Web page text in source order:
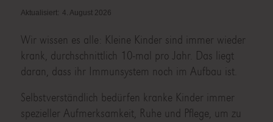
Aktualisiert: 4. August 2026
Wir wissen es alle: Kleine Kinder sind immer wieder
krank, durchschnittlich 10-mal pro Jahr. Das liegt
daran, dass ihr Immunsystem noch im Aufbau ist.
Selbstverständlich bedürfen kranke Kinder immer
spezieller Aufmerksamkeit, Ruhe und Pflege, um zu